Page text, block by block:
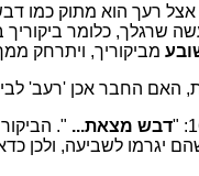
שלך אצל רעך הוא מתוק
שרגלך, כלומר ביקוריך
מביקוריך, ויתרחק
האם החבר אכן 'רעב'
דבש מצאת...
".
יגרמו לשביעה, ולכן